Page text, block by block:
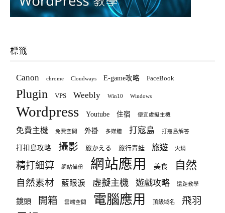
標籤
Canon chrome Cloudways E-game攻略 FaceBook
Plugin VPS Weebly Win10 Windows
Wordpress Youtube 住宿 便宜虛擬主機
免費主機 免費空間 外掛 多媒體 打寇島 打寇島解答
打扣島攻略 攝影 旅かえる 旅行青蛙 旅遊 火鍋
精打細算 網站備份 網站應用 美食 自然
自然素材 藍眼淚 虛擬主機 遊戲攻略 遠距教學
鏡頭 開箱 雲端空間 電腦應用 頂級域名 飛羽